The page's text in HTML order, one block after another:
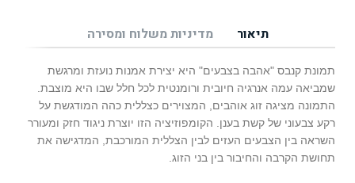
תיאור מדיניות משלוח ומסירה
תמונת קנבס "אהבה בצבעים" היא יצירת אמנות נועזת ומרגשת
שמביאה עמה אנרגיה חיובית ורומנטית לכל חלל שבו היא מוצבת.
התמונה מציגה זוג אוהבים, המצוירים כצללית כהה המודגשת על
רקע צבעוני של קשת בענן. הקומפוזיציה הזו יוצרת ניגוד חזק ומעורר
השראה בין הצבעים העזים לבין הצללית המורכבת, המדגישה את
תחושת הקרבה והחיבור בין בני הזוג.